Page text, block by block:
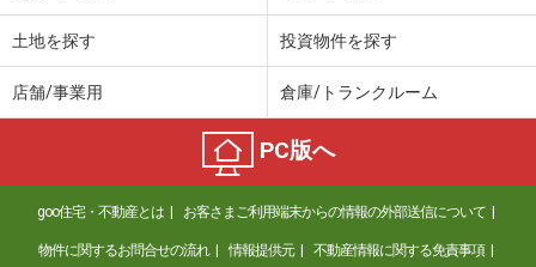
土地を探す 投資物件を探す
店舗/事業用 倉庫/トランクルーム
PC版へ
goo住宅・不動産とは お客さまご利用端末からの情報の外部送信について
物件に関するお問合せの流れ 情報提供元 不動産情報に関する免責事項